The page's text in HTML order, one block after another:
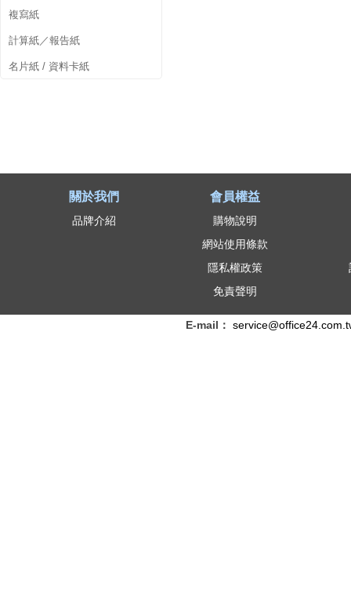
複寫紙
計算紙／報告紙
名片紙 / 資料卡紙
關於我們
品牌介紹
會員權益
購物說明
網站使用條款
隱私權政策
免責聲明
E-mail：